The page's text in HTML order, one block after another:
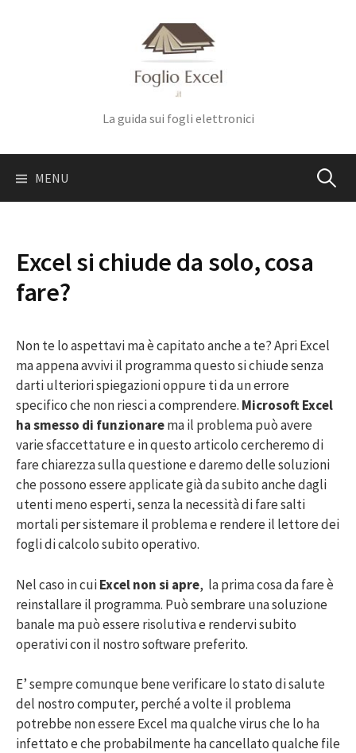
La guida sui fogli elettronici
MENU Ricerca
Excel si chiude da solo, cosa
fare?
Non te lo aspettavi ma è capitato anche a te? Apri Excel
ma appena avvivi il programma questo si chiude senza
darti ulteriori spiegazioni oppure ti da un errore
specifico che non riesci a comprendere. Microsoft Excel
ha smesso di funzionarema il problema può avere
varie sfaccettature e in questo articolo cercheremo di
fare chiarezza sulla questione e daremo delle soluzioni
che possono essere applicate già da subito anche dagli
utenti meno esperti, senza la necessità di fare salti
mortali per sistemare il problema e rendere il lettore dei
fogli di calcolo subito operativo.
Nel caso in cuiExcel non si apre, la prima cosa da fare è
reinstallare il programma. Può sembrare una soluzione
banale ma può essere risolutiva e rendervi subito
operativi con il nostro software preferito.
E’ sempre comunque bene verificare lo stato di salute
del nostro computer, perché a volte il problema
potrebbe non essere Excel ma qualche virus che lo ha
infettato e che probabilmente ha cancellato qualche file